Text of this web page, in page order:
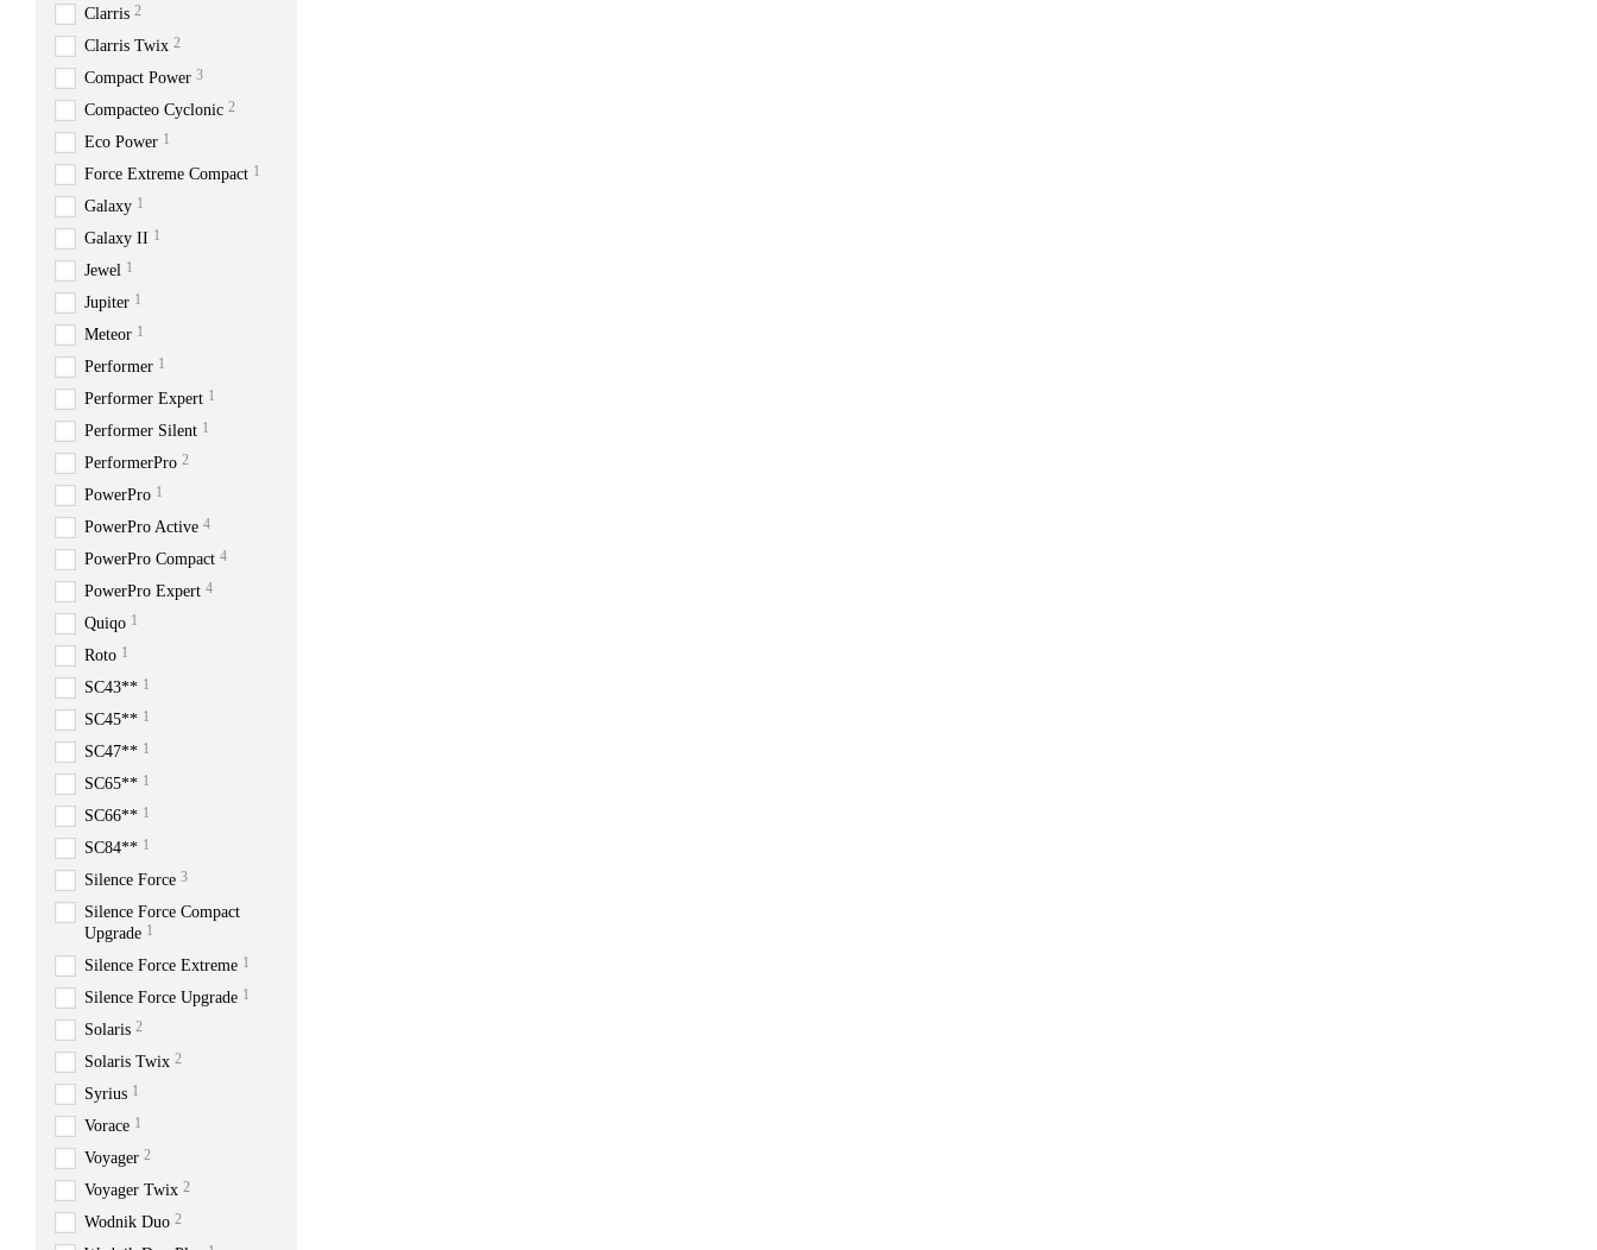
Clarris 2
Clarris Twix 2
Compact Power 3
Compacteo Cyclonic 2
Eco Power 1
Force Extreme Compact 1
Galaxy 1
Galaxy II 1
Jewel 1
Jupiter 1
Meteor 1
Performer 1
Performer Expert 1
Performer Silent 1
PerformerPro 2
PowerPro 1
PowerPro Active 4
PowerPro Compact 4
PowerPro Expert 4
Quiqo 1
Roto 1
SC43** 1
SC45** 1
SC47** 1
SC65** 1
SC66** 1
SC84** 1
Silence Force 3
Silence Force Compact
Upgrade 1
Silence Force Extreme 1
Silence Force Upgrade 1
Solaris 2
Solaris Twix 2
Syrius 1
Vorace 1
Voyager 2
Voyager Twix 2
Wodnik Duo 2